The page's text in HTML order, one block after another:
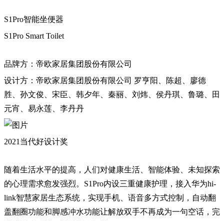
S1Pro智能坐便器
S1Pro Smart Toilet
品牌方：帝欧家居集团股份有限公司
设计方：帝欧家居集团股份有限公司 罗亨阳、陈超、廖德
胜、孙文俊、宋臣、韩夕年、秦丽、刘炜、侯丹琪、鲁璐、田
元宵、易永莲、李丹丹
2021当代好设计奖
随着生活水平的提高，人们对健康生活、智能体验、未知探索
的心理需求愈发强烈。S1Pro内设三重健康护理，接入华为hi-
link智慧家居生态系统，实现手机、语音多方式控制，自动翻
盖翻圈功能和脚感冲水功能让解放双手不再成为一句空话，完